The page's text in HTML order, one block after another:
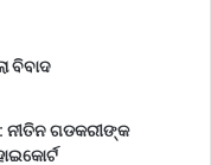
ବିବାଦ
ନୀତିନ ଗଡକରୀଙ୍କ